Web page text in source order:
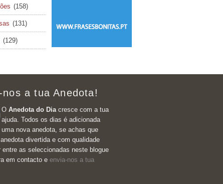
(158)
(131)
(129)
nos a tua Anedota!
O Anedota do Diacresce com a tua
ajuda. Todos os dias é adicionada
uma nova anedota, se achas que
divertida e com qualidade
entre as seleccionadas neste blogue
em contacto e envia-nos a tua